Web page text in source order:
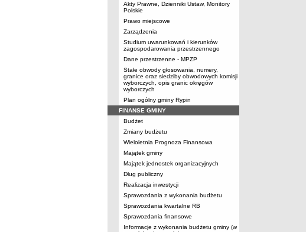
Akty Prawne, Dzienniki Ustaw, Monitory
Polskie
Prawo miejscowe
Zarządzenia
Studium uwarunkowań i kierunków
zagospodarowania przestrzennego
Dane przestrzenne - MPZP
Stałe obwody głosowania, numery,
granice oraz siedziby obwodowych komisji
wyborczych, opis granic okręgów
wyborczych
Plan ogólny gminy Rypin
FINANSE GMINY
Budżet
Zmiany budżetu
Wieloletnia Prognoza Finansowa
Majątek gminy
Majątek jednostek organizacyjnych
Dług publiczny
Realizacja inwestycji
Sprawozdania z wykonania budżetu
Sprawozdania kwartalne RB
Sprawozdania finansowe
Informacje z wykonania budżetu gminy (w